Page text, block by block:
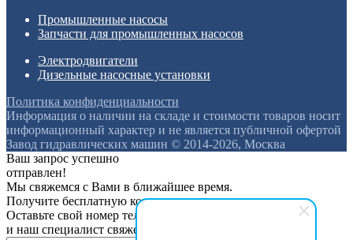
Промышленные насосы
Запчасти для промышленных насосов
Электродвигатели
Дизельные насосные установки
Политика конфиденциальности
Информация о наличии на складе и стоимости товаров носит
информационный характер и не является публичной офертой
Завод гидравлических машин © 2014-2026, Москва
Ваш запрос успешно
отправлен!
Мы свяжемся с Вами в ближайшее время.
Получите бесплатную консультацию
Оставьте свой номер телефона
и наш специалист свяжется с вами